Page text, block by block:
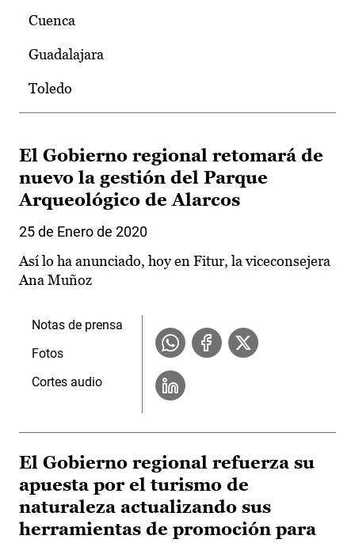
Cuenca
Guadalajara
Toledo
El Gobierno regional retomará de
nuevo la gestión del Parque
Arqueológico de Alarcos
25 de Enero de 2020
Así lo ha anunciado, hoy en Fitur, la viceconsejera
Ana Muñoz
Notas de prensa
Fotos
Cortes audio
El Gobierno regional refuerza su
apuesta por el turismo de
naturaleza actualizando sus
herramientas de promoción para